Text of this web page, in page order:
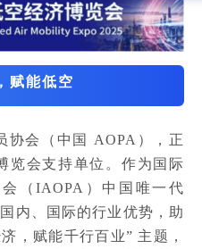
赋能低空
协会（中国 AOPA ），正
览会支持单位。作为国际
（IAOPA）中国唯一代
内、国际的行业优势，助
，赋能千行百业” 主题，